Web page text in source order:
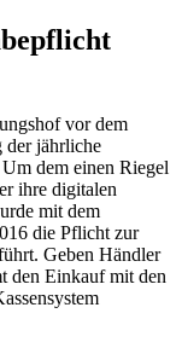
vor dem
der jährliche
dem einen Riegel
ihre digitalen
mit dem
die Pflicht zur
Geben Händler
den Einkauf mit den